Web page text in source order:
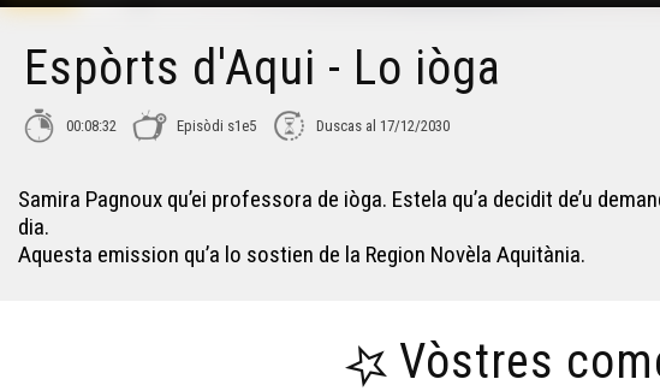
Espòrts d'Aqui - Lo iòga
00:08:32 Episòdi s1e5 Duscas al 17/12/2030
Samira Pagnoux qu’ei professora de iòga. Estela qu’a decidit de’u
dia.
Aquesta emission qu’a lo sostien de la Region Novèla Aquitània.
Vòstres